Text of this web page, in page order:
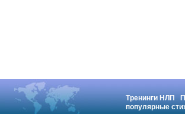
Тренинги НЛП
популярные